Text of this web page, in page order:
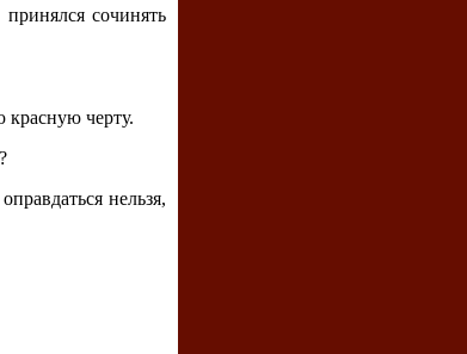
сочинять
красную черту.
нельзя,